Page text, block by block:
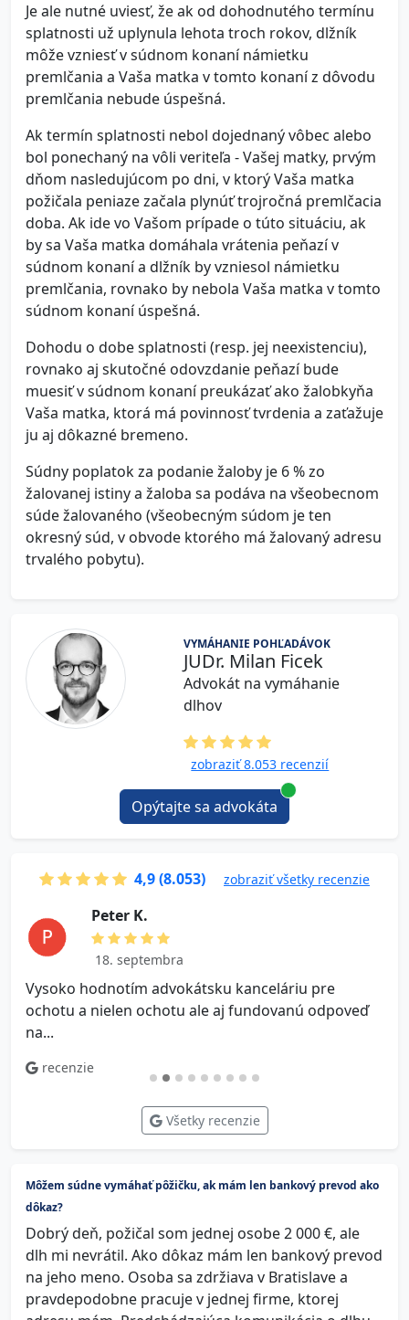
Je ale nutné uviesť, že ak od dohodnutého termínu
splatnosti už uplynula lehota troch rokov, dlžník
môže vzniesť v súdnom konaní námietku
premlčania a Vaša matka v tomto konaní z dôvodu
premlčania nebude úspešná.
Ak termín splatnosti nebol dojednaný vôbec alebo
bol ponechaný na vôli veriteľa - Vašej matky, prvým
dňom nasledujúcom po dni, v ktorý Vaša matka
požičala peniaze začala plynúť trojročná premlčacia
doba. Ak ide vo Vašom prípade o túto situáciu, ak
by sa Vaša matka domáhala vrátenia peňazí v
súdnom konaní a dlžník by vzniesol námietku
premlčania, rovnako by nebola Vaša matka v tomto
súdnom konaní úspešná.
Dohodu o dobe splatnosti (resp. jej neexistenciu),
rovnako aj skutočné odovzdanie peňazí bude
muesiť v súdnom konaní preukázať ako žalobkyňa
Vaša matka, ktorá má povinnosť tvrdenia a zaťažuje
ju aj dôkazné bremeno.
Súdny poplatok za podanie žaloby je 6 % zo
žalovanej istiny a žaloba sa podáva na všeobecnom
súde žalovaného (všeobecným súdom je ten
okresný súd, v obvode ktorého má žalovaný adresu
trvalého pobytu).
VYMÁHANIE POHĽADÁVOK
JUDr. Milan Ficek
Advokát na vymáhanie
dlhov
zobraziť 8.053 recenzií
Opýtajte sa advokáta
4,9 (8.053) zobraziť všetky recenzie
P e t e r K.
18. septembra
Vysoko hodnotím advokátsku kanceláriu pre
ochotu a nielen ochotu ale aj fundovanú odpoveď
na...
recenzie
Všetky recenzie
Môžem súdne vymáhať pôžičku, ak mám len bankový prevod ako
dôkaz?
Dobrý deň, požičal som jednej osobe 2 000 €, ale
dlh mi nevrátil. Ako dôkaz mám len bankový prevod
na jeho meno. Osoba sa zdržiava v Bratislave a
pravdepodobne pracuje v jednej firme, ktorej